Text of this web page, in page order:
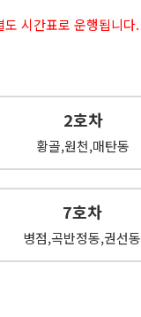
시간표로 운행됩니다.
2호차
황골,원천,매탄동
7호차
병점,곡반정동,권선동